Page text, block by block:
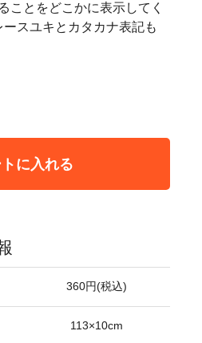
ことをどこかに表示してく
スユキとカタカナ表記も
に入れる
360円(税込)
113×10cm